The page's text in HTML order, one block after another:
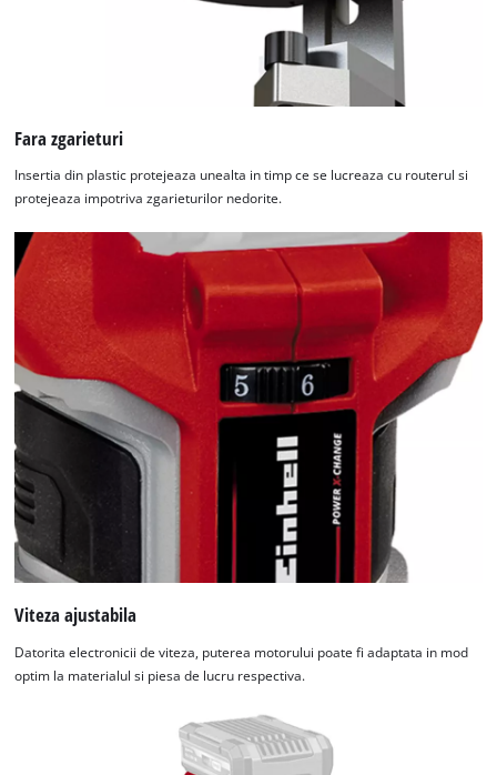
Fara zgarieturi
Insertia din plastic protejeaza unealta in timp ce se lucreaza cu routerul si
protejeaza impotriva zgarieturilor nedorite.
Viteza ajustabila
Datorita electronicii de viteza, puterea motorului poate fi adaptata in mod
optim la materialul si piesa de lucru respectiva.